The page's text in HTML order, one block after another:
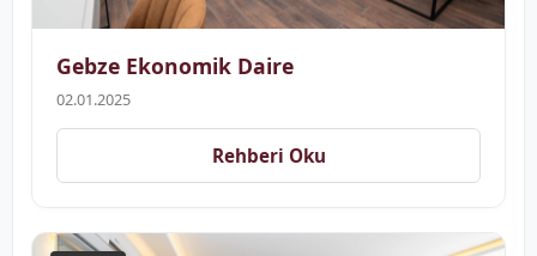
Gebze Ekonomik Daire
02.01.2025
Rehberi Oku